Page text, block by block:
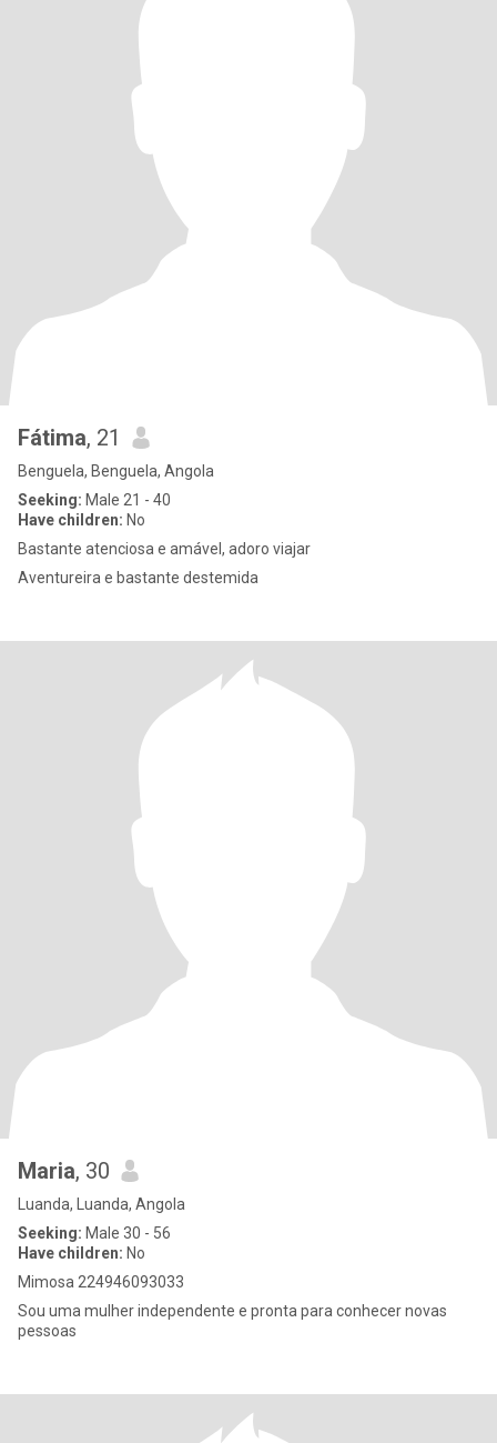
Fátima, 21
Benguela, Benguela, Angola
Seeking: Male 21 - 40
Have children: No
Bastante atenciosa e amável, adoro viajar
Aventureira e bastante destemida
Maria, 30
Luanda, Luanda, Angola
Seeking: Male 30 - 56
Have children: No
Mimosa 224946093033
Sou uma mulher independente e pronta para conhecer novas
pessoas